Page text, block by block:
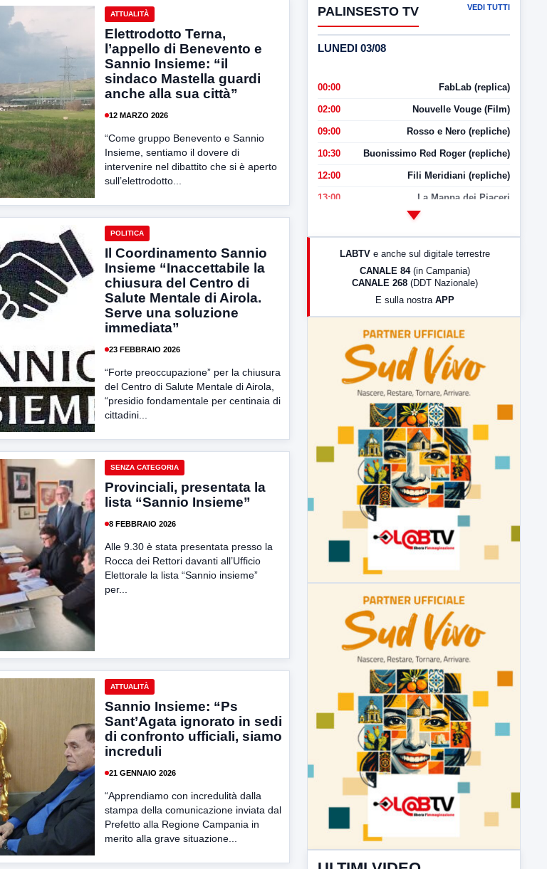
ATTUALITÀ
Elettrodotto Terna,
l’appello di Benevento e
Sannio Insieme: “il
sindaco Mastella guardi
anche alla sua città”
12 MARZO 2026
“Come gruppo Benevento e Sannio
Insieme, sentiamo il dovere di
intervenire nel dibattito che si è aperto
sull’elettrodotto...
POLITICA
Il Coordinamento Sannio
Insieme “Inaccettabile la
chiusura del Centro di
Salute Mentale di Airola.
Serve una soluzione
immediata”
23 FEBBRAIO 2026
“Forte preoccupazione” per la chiusura
del Centro di Salute Mentale di Airola,
“presidio fondamentale per centinaia di
cittadini...
SENZA CATEGORIA
Provinciali, presentata la
lista “Sannio Insieme”
8 FEBBRAIO 2026
Alle 9.30 è stata presentata presso la
Rocca dei Rettori davanti all’Ufficio
Elettorale la lista “Sannio insieme”
per...
ATTUALITÀ
Sannio Insieme: “Ps
Sant’Agata ignorato in sedi
di confronto ufficiali, siamo
increduli
21 GENNAIO 2026
“Apprendiamo con incredulità dalla
stampa della comunicazione inviata dal
Prefetto alla Regione Campania in
merito alla grave situazione...
PALINSESTO TV VEDI TUTTI
LUNEDI 03/08
00:00 FabLab (replica)
02:00 Nouvelle Vouge (Film)
09:00 Rosso e Nero (repliche)
10:30 Buonissimo Red Roger (repliche)
12:00 Fili Meridiani (repliche)
13:00 La Mappa dei Piaceri
LabNews (Diretta)
LabNews (replica)
LABTV e anche sul digitale terrestre
CANALE 84 (in Campania)
CANALE 268 (DDT Nazionale)
E sulla nostra APP